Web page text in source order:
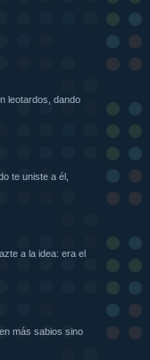
leotardos, dando
te uniste a él,
a la idea: era el
más sabios sino